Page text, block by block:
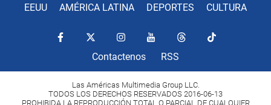
EEUU AMÉRICA LATINA DEPORTES CULTURA
Contactenos RSS
Las Américas Multimedia Group LLC.
TODOS LOS DERECHOS RESERVADOS 2016-06-13
PROHIBIDA LA REPRODUCCIÓN TOTAL O PARCIAL DE CUALQUIER